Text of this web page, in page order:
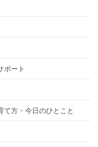
ポート
方・今日のひとこと